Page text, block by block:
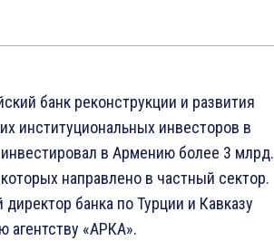
банк реконструкции и развития
институциональных инвесторов в
в Армению более 3 млрд.
направлено в частный сектор.
банка по Турции и Кавказу
агентству «АРКА».